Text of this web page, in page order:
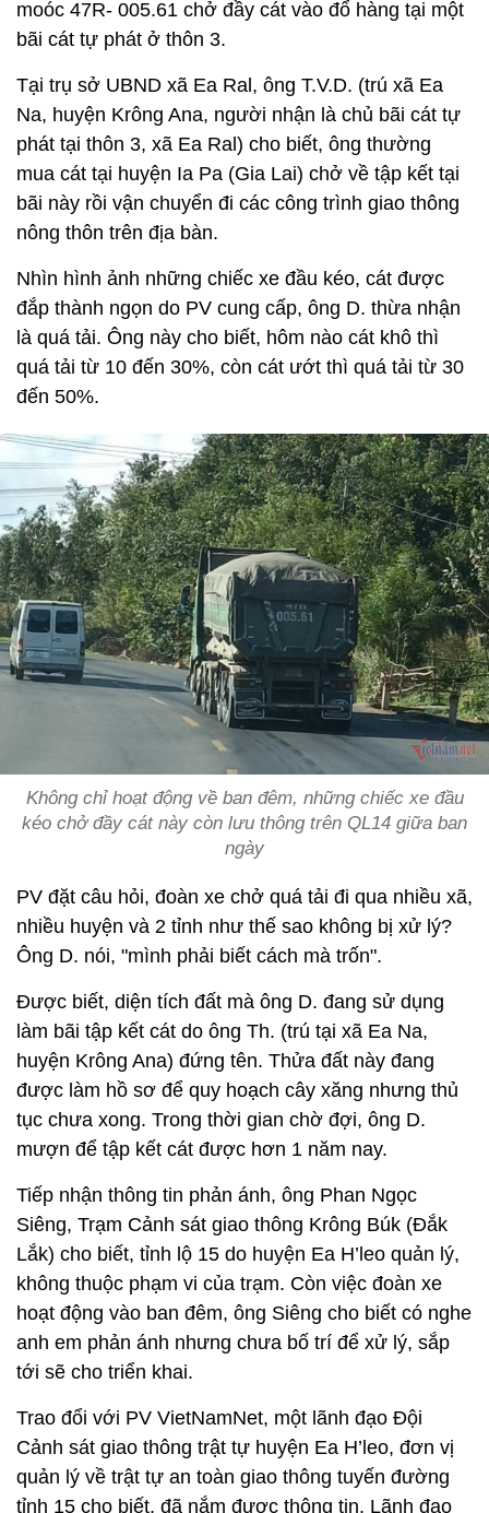
moóc 47R- 005.61 chở đầy cát vào đổ hàng tại một
bãi cát tự phát ở thôn 3.
Tại trụ sở UBND xã Ea Ral, ông T.V.D. (trú xã Ea
Na, huyện Krông Ana, người nhận là chủ bãi cát tự
phát tại thôn 3, xã Ea Ral) cho biết, ông thường
mua cát tại huyện Ia Pa (Gia Lai) chở về tập kết tại
bãi này rồi vận chuyển đi các công trình giao thông
nông thôn trên địa bàn.
Nhìn hình ảnh những chiếc xe đầu kéo, cát được
đắp thành ngọn do PV cung cấp, ông D. thừa nhận
là quá tải. Ông này cho biết, hôm nào cát khô thì
quá tải từ 10 đến 30%, còn cát ướt thì quá tải từ 30
đến 50%.
Không chỉ hoạt động về ban đêm, những chiếc xe đầu
kéo chở đầy cát này còn lưu thông trên QL14 giữa ban
ngày
PV đặt câu hỏi, đoàn xe chở quá tải đi qua nhiều xã,
nhiều huyện và 2 tỉnh như thế sao không bị xử lý?
Ông D. nói, "mình phải biết cách mà trốn".
Được biết, diện tích đất mà ông D. đang sử dụng
làm bãi tập kết cát do ông Th. (trú tại xã Ea Na,
huyện Krông Ana) đứng tên. Thửa đất này đang
được làm hồ sơ để quy hoạch cây xăng nhưng thủ
tục chưa xong. Trong thời gian chờ đợi, ông D.
mượn để tập kết cát được hơn 1 năm nay.
Tiếp nhận thông tin phản ánh, ông Phan Ngọc
Siêng, Trạm Cảnh sát giao thông Krông Búk (Đắk
Lắk) cho biết, tỉnh lộ 15 do huyện Ea H’leo quản lý,
không thuộc phạm vi của trạm. Còn việc đoàn xe
hoạt động vào ban đêm, ông Siêng cho biết có nghe
anh em phản ánh nhưng chưa bố trí để xử lý, sắp
tới sẽ cho triển khai.
Trao đổi với PV VietNamNet, một lãnh đạo Đội
Cảnh sát giao thông trật tự huyện Ea H’leo, đơn vị
quản lý về trật tự an toàn giao thông tuyến đường
tỉnh 15 cho biết, đã nắm được thông tin. Lãnh đạo